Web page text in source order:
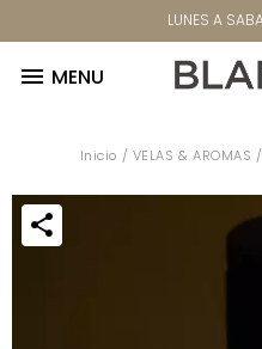
LUNES A
 MENU
Inicio / VELAS & AROMAS /